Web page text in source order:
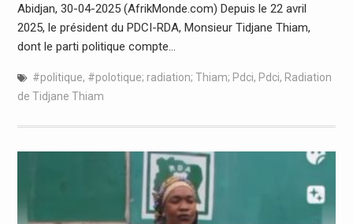
Abidjan, 30-04-2025 (AfrikMonde.com) Depuis le 22 avril
2025, le président du PDCI-RDA, Monsieur Tidjane Thiam,
dont le parti politique compte…
#politique, #polotique; radiation; Thiam; Pdci, Pdci, Radiation
de Tidjane Thiam